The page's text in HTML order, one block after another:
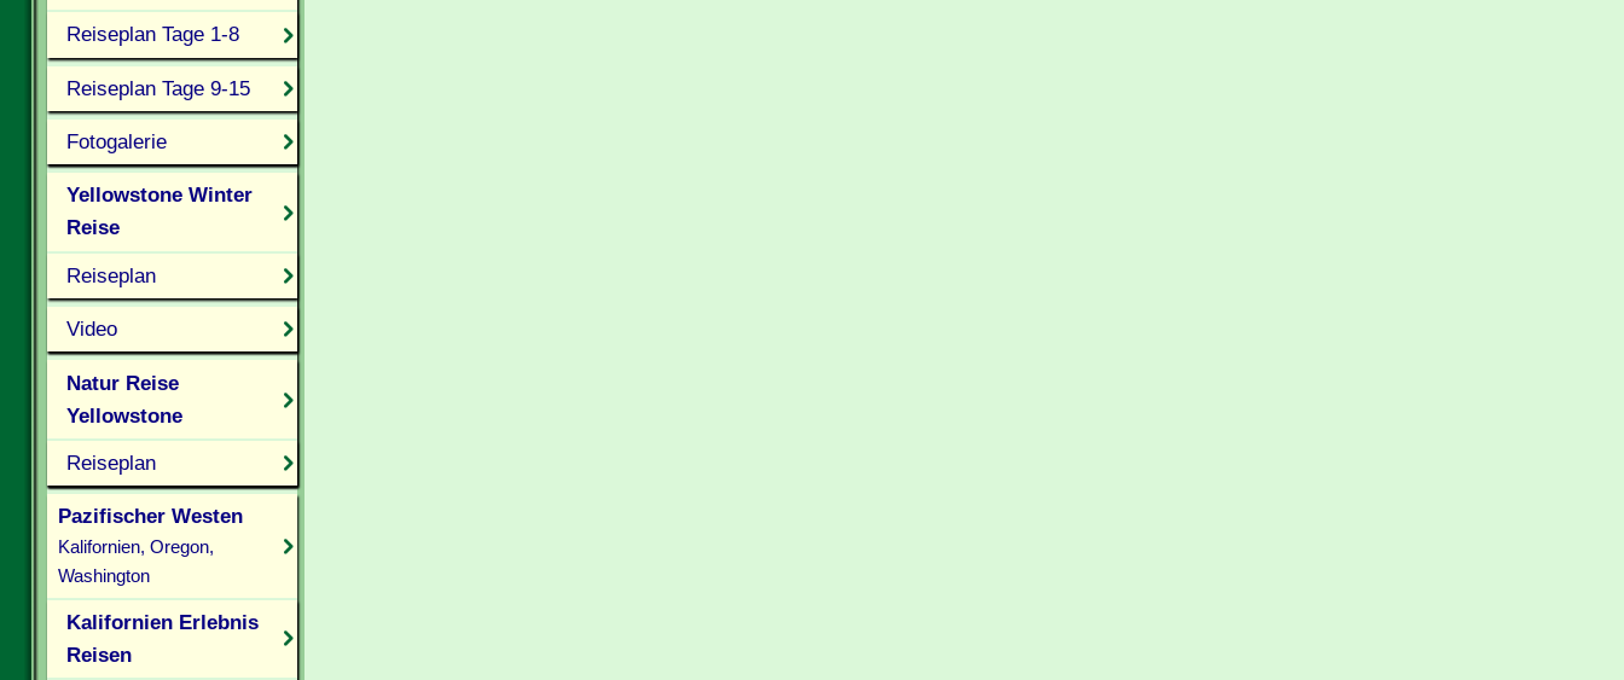
Reiseplan Tage 1-8
Reiseplan Tage 9-15
Fotogalerie
Yellowstone Winter
Reise
Reiseplan
Video
Natur Reise
Yellowstone
Reiseplan
Pazifischer Westen
Kalifornien, Oregon,
Washington
Kalifornien Erlebnis
Reisen